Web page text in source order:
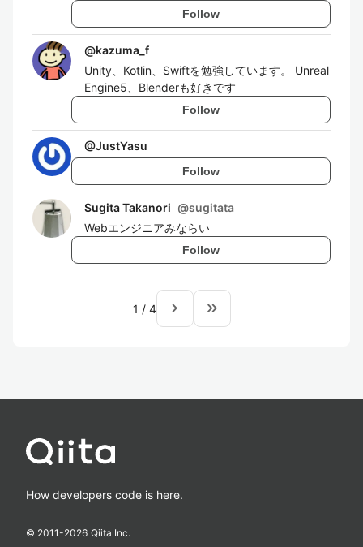
Follow
@kazuma_f
Unity、Kotlin、Swiftを勉強しています。 Unreal
Engine5、Blenderも好きです
Follow
@JustYasu
Follow
Sugita Takanori @sugitata
Webエンジニアみならい
Follow
1 / 4 navigate_next keyboard_double_arrow_right
How developers code is here.
© 2011-2026 Qiita Inc.